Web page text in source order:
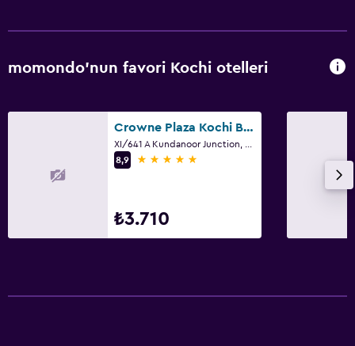
momondo'nun favori Kochi otelleri
Crowne Plaza Kochi By IHG
8,9
5 yıldız
₺3.710